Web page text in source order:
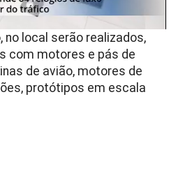
no local serão realizados,
com motores e pás de
de avião, motores de
protótipos em escala